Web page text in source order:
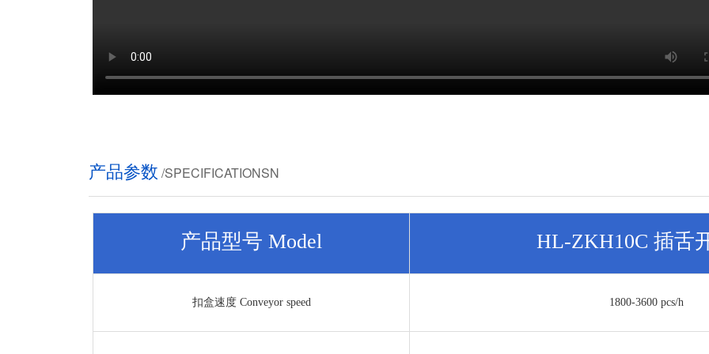
产品参数 /SPECIFICATIONSN
产品型号 Model HL-ZKH10C 插舌
扣盒速度 Conveyor speed 1800-3600 pcs/h